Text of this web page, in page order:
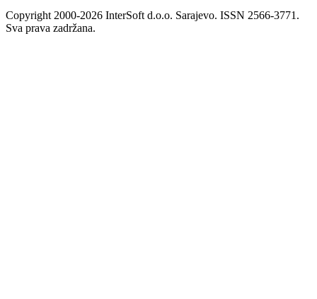
Copyright 2000-2026 InterSoft d.o.o. Sarajevo. ISSN 2566-3771.
Sva prava zadržana.